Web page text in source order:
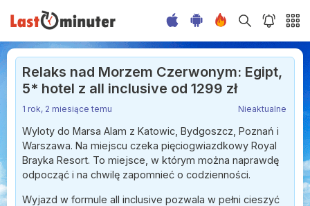
Relaks nad Morzem Czerwonym: Egipt,
5* hotel z all inclusive od 1299 zł
1 rok, 2 miesiące temu Nieaktualne
Wyloty do Marsa Alam z Katowic, Bydgoszcz, Poznań i
Warszawa. Na miejscu czeka pięciogwiazdkowy Royal
Brayka Resort. To miejsce, w którym można naprawdę
odpocząć i na chwilę zapomnieć o codzienności.
Wyjazd w formule all inclusive pozwala w pełni cieszyć